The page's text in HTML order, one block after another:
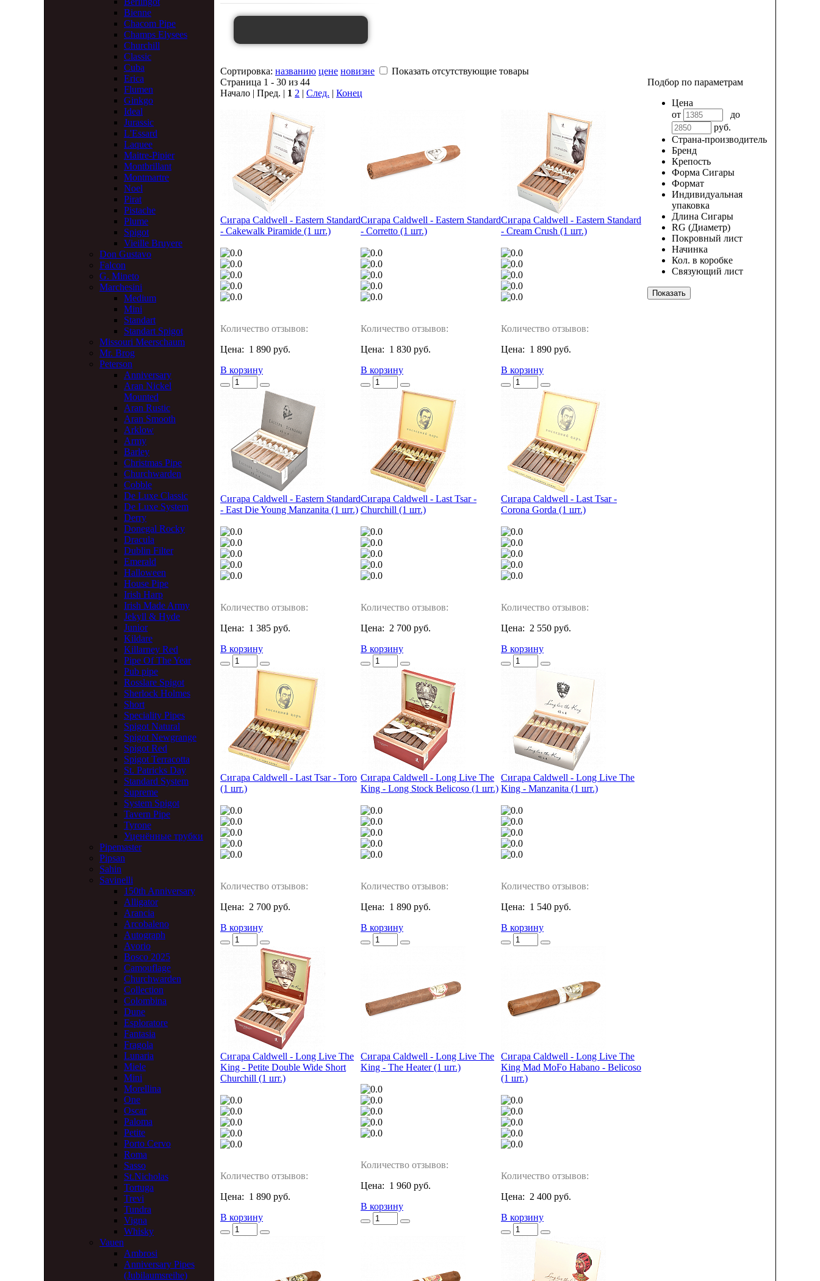
Bienne
Chacom Pipe
Champs Elysees
Churchill
Classic
Cuba
Erica
Flumen
Ginkgo
Ideal
Jurassic
L'Essard
Laquee
Maitre-Pipier
Montbrillant
Montmartre
Noel
Pirat
Pistache
Plume
Spigot
Vieille Bruyere
Don Gustavo
Falcon
G. Mineto
Marchesini
Medium
Mini
Standart
Standart Spigot
Missouri Meerschaum
Mr. Brog
Peterson
Anniversary
Aran Nickel
Mounted
Aran Rustic
Aran Smooth
Arklow
Army
Barley
Christmas Pipe
Churchwarden
Cobble
De Luxe Classic
De Luxe System
Derry
Donegal Rocky
Dracula
Dublin Filter
Emerald
Halloween
House Pipe
Irish Harp
Irish Made Army
Jekyll & Hyde
Junior
Kildare
Killarney Red
Pipe Of The Year
Pub pipe
Rosslare Spigot
Sherlock Holmes
Short
Speciality Pipes
Spigot Natural
Spigot Newgrange
Spigot Red
Spigot Terracotta
St. Patricks Day
Standard System
Supreme
System Spigot
Tavern Pipe
Tyrone
Уценённые трубки
Pipemaster
Pipsan
Sahin
Savinelli
150th Anniversary
Alligator
Arancia
Arcobaleno
Autograph
Avorio
Bosco 2025
Camouflage
Churchwarden
Collection
Colombina
Dune
Esploratore
Fantasia
Fragola
Lunaria
Miele
Mini
Morellina
One
Oscar
Paloma
Petite
Porto Cervo
Roma
Sasso
St.Nicholas
Tortuga
Trevi
Tundra
Vigna
Whisky
Vauen
Ambrosi
Anniversary Pipes
(Jubilaumsreihe)
Сортировка: названию цене новизне
Показать отсутствующие товары
Подбор по параметрам
Цена
от
до
руб.
Страна-производитель
Бренд
Крепость
Форма Сигары
Формат
Индивидуальная
упаковка
Длина Сигары
RG (Диаметр)
Покровный лист
Начинка
Кол. в коробке
Связующий лист
Страница 1 - 30 из 44
Начало | Пред. | 1 2 | След. | Конец
Сигара Caldwell - Eastern Standard
- Cakewalk Piramide (1 шт.)
Количество отзывов:
Цена: 1 890 руб.
В корзину
Сигара Caldwell - Eastern Standard
- Corretto (1 шт.)
Количество отзывов:
Цена: 1 830 руб.
В корзину
Сигара Caldwell - Eastern Standard
- Cream Crush (1 шт.)
Количество отзывов:
Цена: 1 890 руб.
В корзину
Сигара Caldwell - Eastern Standard
- East Die Young Manzanita (1 шт.)
Количество отзывов:
Цена: 1 385 руб.
В корзину
Сигара Caldwell - Last Tsar -
Churchill (1 шт.)
Количество отзывов:
Цена: 2 700 руб.
В корзину
Сигара Caldwell - Last Tsar -
Corona Gorda (1 шт.)
Количество отзывов:
Цена: 2 550 руб.
В корзину
Сигара Caldwell - Last Tsar - Toro
(1 шт.)
Количество отзывов:
Цена: 2 700 руб.
В корзину
Сигара Caldwell - Long Live The
King - Long Stock Belicoso (1 шт.)
Количество отзывов:
Цена: 1 890 руб.
В корзину
Сигара Caldwell - Long Live The
King - Manzanita (1 шт.)
Количество отзывов:
Цена: 1 540 руб.
В корзину
Сигара Caldwell - Long Live The
King - Petite Double Wide Short
Churchill (1 шт.)
Количество отзывов:
Цена: 1 890 руб.
В корзину
Сигара Caldwell - Long Live The
King - The Heater (1 шт.)
Количество отзывов:
Цена: 1 960 руб.
В корзину
Сигара Caldwell - Long Live The
King Mad MoFo Habano - Belicoso
(1 шт.)
Количество отзывов:
Цена: 2 400 руб.
В корзину